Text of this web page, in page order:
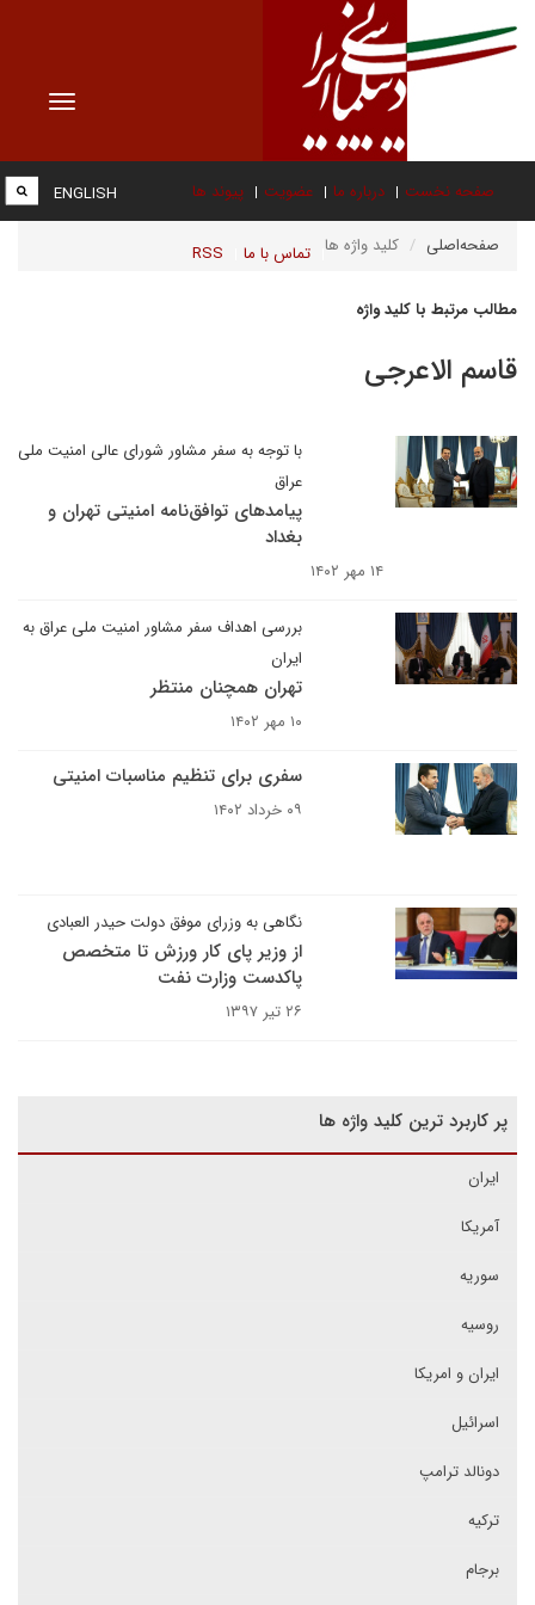
Toggle
صفحه نخست درباره ما عضویت پیوند ها
تماس با ما RSS
ENGLISH
صفحه‌اصلی کلید واژه ها
مطالب مرتبط با کلید واژه
قاسم الاعرجی
با توجه به سفر مشاور شورای عالی امنیت ملی
عراق
پیامدهای توافق‌نامه امنیتی تهران و
بغداد
۱۴ مهر ۱۴۰۲
بررسی اهداف سفر مشاور امنیت ملی عراق به
ایران
تهران همچنان منتظر
۱۰ مهر ۱۴۰۲
سفری برای تنظیم مناسبات امنیتی
۰۹ خرداد ۱۴۰۲
نگاهی به وزرای موفق دولت حیدر العبادی
از وزیر پای کار ورزش تا متخصص
پاکدست وزارت نفت
۲۶ تیر ۱۳۹۷
پر کاربرد ترین کلید واژه ها
ایران
آمریکا
سوریه
روسیه
ایران و امریکا
اسرائیل
دونالد ترامپ
ترکیه
برجام